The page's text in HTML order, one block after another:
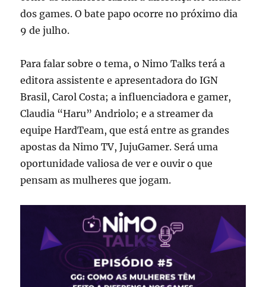
dos games. O bate papo ocorre no próximo dia
9 de julho.
Para falar sobre o tema, o Nimo Talks terá a
editora assistente e apresentadora do IGN
Brasil, Carol Costa; a influenciadora e gamer,
Claudia “Haru” Andriolo; e a streamer da
equipe HardTeam, que está entre as grandes
apostas da Nimo TV, JujuGamer. Será uma
oportunidade valiosa de ver e ouvir o que
pensam as mulheres que jogam.